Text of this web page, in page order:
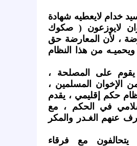
خدام لايعطيه شهادة
لايوزعون ( صكوك
، لأن المعارضة حق
من هذا النظام
على المصلحة ،
الإخوان المسلمين ،
حكم إقليمي ، يقدم
في الحكم ، مع
عنهم الغـدر والمكر
يتحالفون مع فرقاء